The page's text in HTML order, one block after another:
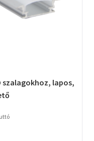
szalagokhoz, lapos,